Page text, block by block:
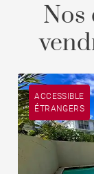
Nos
ACCESSIBLE
ÉTRANGERS